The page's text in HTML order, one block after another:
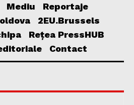
Mediu
Reportaje
2EU.Brussels
Rețea PressHUB
Contact